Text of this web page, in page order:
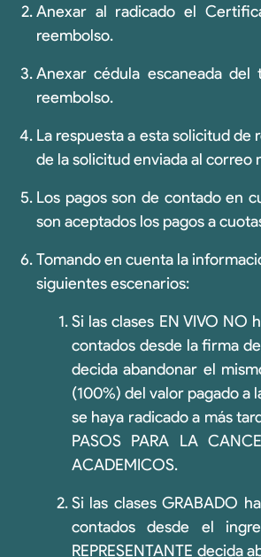
Anexar al radicado el
reembolso.
Anexar cédula escaneada
reembolso.
La respuesta a esta solicitud
de la solicitud enviada al correo
Los pagos son de contado en
son aceptados los pagos a
Tomando en cuenta la
siguientes escenarios:
Si las clases EN VIVO NO
contados desde la firma
decida abandonar el
(100%) del valor pagado a
se haya radicado a más
PASOS PARA LA
ACADEMICOS.
Si las clases GRABADO
contados desde el
REPRESENTANTE decida